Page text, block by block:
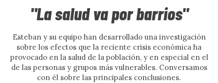
"La salud va por barrios"
Esteban y su equipo han desarrollado una investigación
sobre los efectos que la reciente crisis económica ha
provocado en la salud de la población, y en especial en el
de las personas y grupos más vulnerables. Conversamos
con él sobre las principales conclusiones.